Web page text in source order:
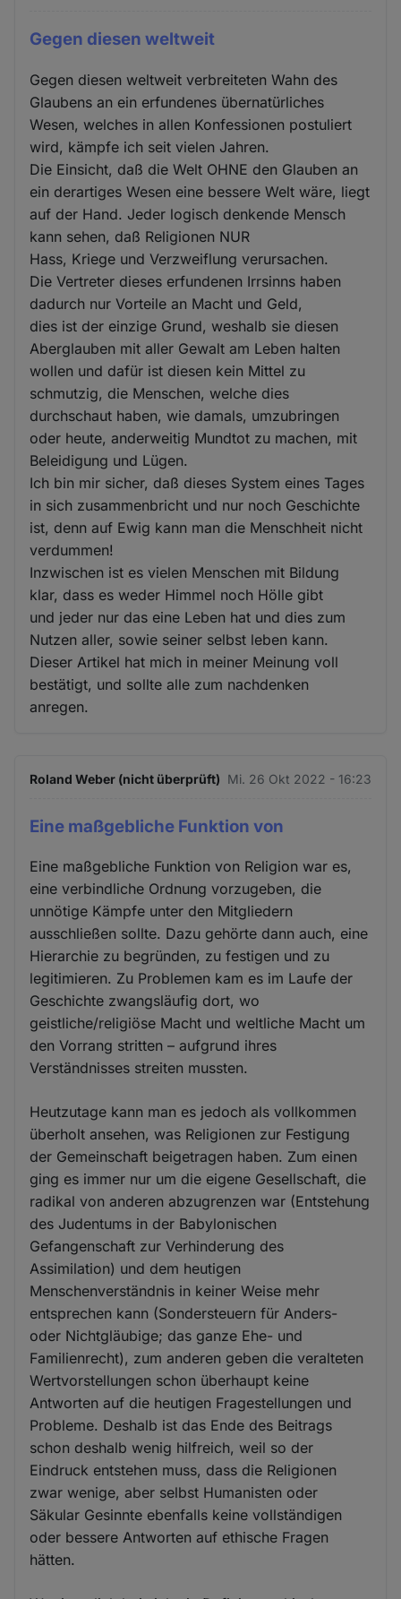
Gegen diesen weltweit
Gegen diesen weltweit verbreiteten Wahn des
Glaubens an ein erfundenes übernatürliches
Wesen, welches in allen Konfessionen postuliert
wird, kämpfe ich seit vielen Jahren.
Die Einsicht, daß die Welt OHNE den Glauben an
ein derartiges Wesen eine bessere Welt wäre, liegt
auf der Hand. Jeder logisch denkende Mensch
kann sehen, daß Religionen NUR
Hass, Kriege und Verzweiflung verursachen.
Die Vertreter dieses erfundenen Irrsinns haben
dadurch nur Vorteile an Macht und Geld,
dies ist der einzige Grund, weshalb sie diesen
Aberglauben mit aller Gewalt am Leben halten
wollen und dafür ist diesen kein Mittel zu
schmutzig, die Menschen, welche dies
durchschaut haben, wie damals, umzubringen
oder heute, anderweitig Mundtot zu machen, mit
Beleidigung und Lügen.
Ich bin mir sicher, daß dieses System eines Tages
in sich zusammenbricht und nur noch Geschichte
ist, denn auf Ewig kann man die Menschheit nicht
verdummen!
Inzwischen ist es vielen Menschen mit Bildung
klar, dass es weder Himmel noch Hölle gibt
und jeder nur das eine Leben hat und dies zum
Nutzen aller, sowie seiner selbst leben kann.
Dieser Artikel hat mich in meiner Meinung voll
bestätigt, und sollte alle zum nachdenken
anregen.
Roland Weber (nicht überprüft) Mi. 26 Okt 2022 - 16:23
Eine maßgebliche Funktion von
Eine maßgebliche Funktion von Religion war es,
eine verbindliche Ordnung vorzugeben, die
unnötige Kämpfe unter den Mitgliedern
ausschließen sollte. Dazu gehörte dann auch, eine
Hierarchie zu begründen, zu festigen und zu
legitimieren. Zu Problemen kam es im Laufe der
Geschichte zwangsläufig dort, wo
geistliche/religiöse Macht und weltliche Macht um
den Vorrang stritten – aufgrund ihres
Verständnisses streiten mussten.
Heutzutage kann man es jedoch als vollkommen
überholt ansehen, was Religionen zur Festigung
der Gemeinschaft beigetragen haben. Zum einen
ging es immer nur um die eigene Gesellschaft, die
radikal von anderen abzugrenzen war (Entstehung
des Judentums in der Babylonischen
Gefangenschaft zur Verhinderung des
Assimilation) und dem heutigen
Menschenverständnis in keiner Weise mehr
entsprechen kann (Sondersteuern für Anders-
oder Nichtgläubige; das ganze Ehe- und
Familienrecht), zum anderen geben die veralteten
Wertvorstellungen schon überhaupt keine
Antworten auf die heutigen Fragestellungen und
Probleme. Deshalb ist das Ende des Beitrags
schon deshalb wenig hilfreich, weil so der
Eindruck entstehen muss, dass die Religionen
zwar wenige, aber selbst Humanisten oder
Säkular Gesinnte ebenfalls keine vollständigen
oder bessere Antworten auf ethische Fragen
hätten.